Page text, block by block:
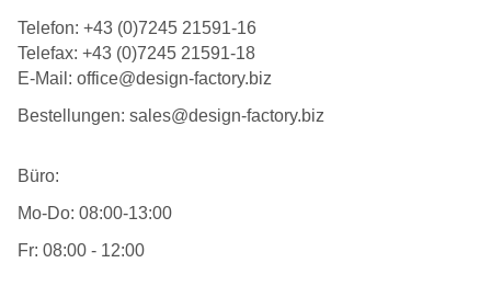
Telefon: +43 (0)7245 21591-16
Telefax: +43 (0)7245 21591-18
E-Mail: office@design-factory.biz
Bestellungen: sales@design-factory.biz
Büro:
Mo-Do: 08:00-13:00
Fr: 08:00 - 12:00